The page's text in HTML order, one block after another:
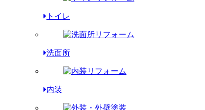
トイレ
洗面所
内装